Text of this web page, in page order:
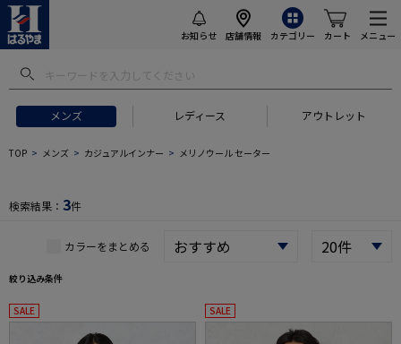
お知らせ 店舗情報 カテゴリー カート メニュー
メンズ レディース アウトレット
TOP メンズ カジュアルインナー メリノウール セーター
検索結果： 3件
カラーをまとめる
絞り込み条件
SALE SALE